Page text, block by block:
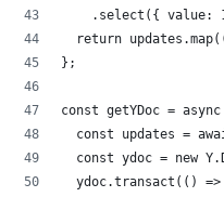
.select({ value:
return
};
const getYDoc =
const updates =
const ydoc = new
ydoc.transact(() =>